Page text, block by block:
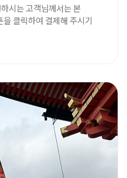
시는 고객님께서는 본
클릭하여 결제해 주시기